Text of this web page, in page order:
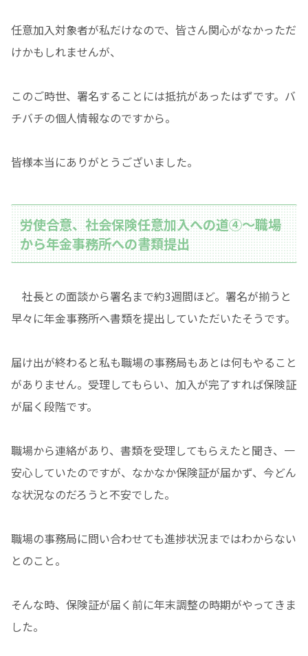
任意加入対象者が私だけなので、皆さん関心がなかっただ
けかもしれませんが、
このご時世、署名することには抵抗があったはずです。バ
チバチの個人情報なのですから。
皆様本当にありがとうございました。
労使合意、社会保険任意加入への道④〜職場
から年金事務所への書類提出
社長との面談から署名まで約3週間ほど。署名が揃うと
早々に年金事務所へ書類を提出していただいたそうです。
届け出が終わると私も職場の事務局もあとは何もやること
がありません。受理してもらい、加入が完了すれば保険証
が届く段階です。
職場から連絡があり、書類を受理してもらえたと聞き、一
安心していたのですが、なかなか保険証が届かず、今どん
な状況なのだろうと不安でした。
職場の事務局に問い合わせても進捗状況まではわからない
とのこと。
そんな時、保険証が届く前に年末調整の時期がやってきま
した。